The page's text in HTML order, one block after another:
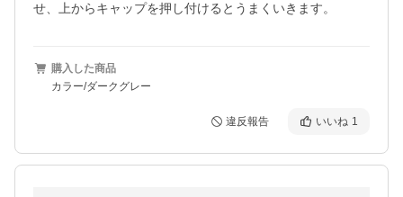
せ、上からキャップを押し付けるとうまくいきます。
購入した商品
カラー/ダークグレー
違反報告 いいね 1